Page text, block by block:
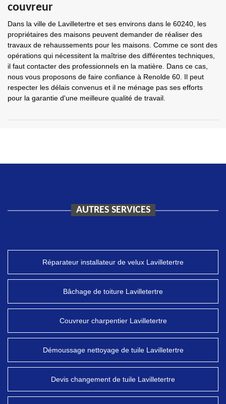
couvreur
Dans la ville de Lavilletertre et ses environs dans le 60240, les
propriétaires des maisons peuvent demander de réaliser des
travaux de rehaussements pour les maisons. Comme ce sont des
opérations qui nécessitent la maîtrise des différentes techniques,
il faut contacter des professionnels en la matière. Dans ce cas,
nous vous proposons de faire confiance à Renolde 60. Il peut
respecter les délais convenus et il ne ménage pas ses efforts
pour la garantie d'une meilleure qualité de travail.
AUTRES SERVICES
Réparateur installateur de velux Lavilletertre
Bâchage de toiture Lavilletertre
Couvreur charpentier Lavilletertre
Démoussage nettoyage de tuile Lavilletertre
Devis changement de tuile Lavilletertre